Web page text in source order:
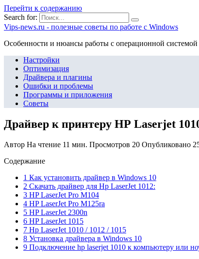
Перейти к содержанию
Search for:
Vips-news.ru - полезные советы по работе с Windows
Особенности и нюансы работы с операционной системой
Настройки
Оптимизация
Драйвера и плагины
Ошибки и проблемы
Программы и приложения
Советы
Драйвер к принтеру HP Laserjet
Автор На чтение 11 мин. Просмотров 20 Опубликовано
Содержание
1 Как установить драйвер в Windows 10
2 Скачать драйвер для Hp LaserJet 1012:
3 HP LaserJet Pro M104
4 HP LaserJet Pro M125ra
5 HP LaserJet 2300n
6 HP LaserJet 1015
7 Hp LaserJet 1010 / 1012 / 1015
8 Установка драйвера в Windows 10
9 Подключение hp laserjet 1010 к компьютеру или